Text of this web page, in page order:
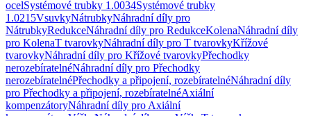
ocelSystémové trubky 1.0034Systémové trubky
1.0215VsuvkyNátrubkyNáhradní díly pro
NátrubkyRedukceNáhradní díly pro RedukceKolenaNáhradní díly
pro KolenaT tvarovkyNáhradní díly pro T tvarovkyKřížové
tvarovkyNáhradní díly pro Křížové tvarovkyPřechodky
nerozebíratelnéNáhradní díly pro Přechodky
nerozebíratelnéPřechodky a připojení, rozebíratelnéNáhradní díly
pro Přechodky a připojení, rozebíratelnéAxiální
kompenzátoryNáhradní díly pro Axiální